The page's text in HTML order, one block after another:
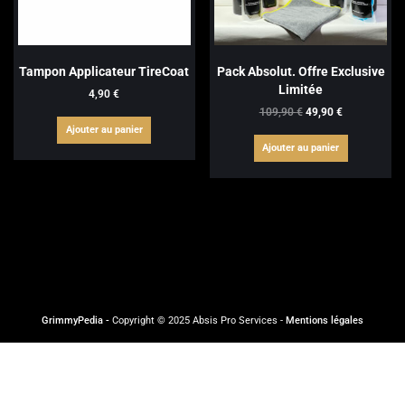
du
produit
Tampon Applicateur TireCoat
4,90€
Ajouter au panier
Pack Absolut. Offre Exclusive
Limitée
109,90€ Le
initial
était :
109,90 €.
49,90 €Le
est :
49,90 €.
Ajouter au panier
GrimmyPedia - Copyright © 2025 Absis Pro Services - Mentions légales